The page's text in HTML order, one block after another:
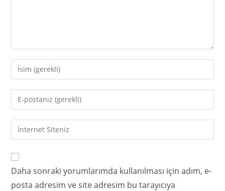
Daha sonraki yorumlarımda kullanılması için adım, e-
posta adresim ve site adresim bu tarayıcıya